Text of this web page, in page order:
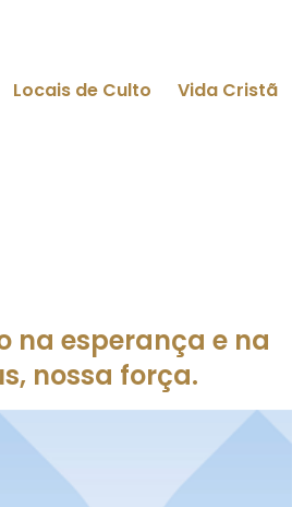
Locais de Culto Vida Cristã
na esperança e na
nossa força.